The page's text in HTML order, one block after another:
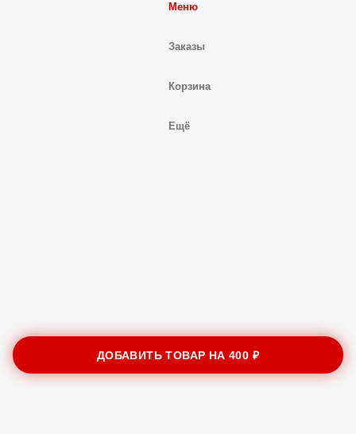
ДОБАВИТЬ ТОВАР НА400 ₽
Меню
Заказы
Корзина
Ещё